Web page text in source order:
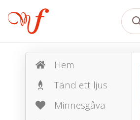
Hem
Tänd ett ljus
Minnesgåva